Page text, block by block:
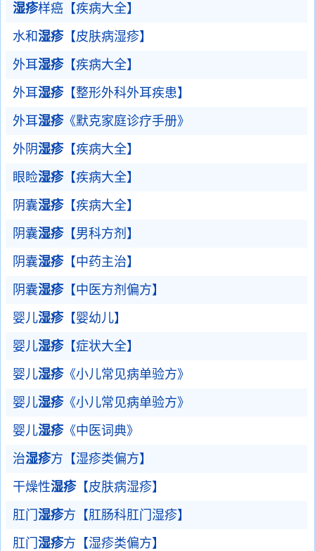
湿疹样癌【疾病大全】
水和湿疹【皮肤病湿疹】
外耳湿疹【疾病大全】
外耳湿疹【整形外科外耳疾患】
外耳湿疹《默克家庭诊疗手册》
外阴湿疹【疾病大全】
眼睑湿疹【疾病大全】
阴囊湿疹【疾病大全】
阴囊湿疹【男科方剂】
阴囊湿疹【中药主治】
阴囊湿疹【中医方剂偏方】
婴儿湿疹【婴幼儿】
婴儿湿疹【症状大全】
婴儿湿疹《小儿常见病单验方》
婴儿湿疹《小儿常见病单验方》
婴儿湿疹《中医词典》
治湿疹方【湿疹类偏方】
干燥性湿疹【皮肤病湿疹】
肛门 湿疹方【肛肠科肛门湿疹】
肛门 湿疹方【湿疹类偏方】